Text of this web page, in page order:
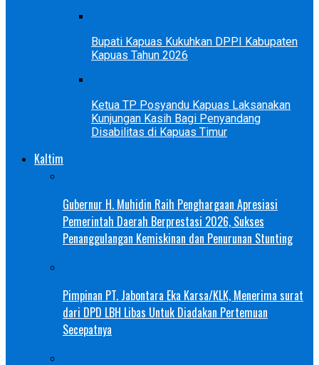
Bupati Kapuas Kukuhkan DPPI Kabupaten
Kapuas Tahun 2026
Ketua TP Posyandu Kapuas Laksanakan
Kunjungan Kasih Bagi Penyandang
Disabilitas di Kapuas Timur
Kaltim
Gubernur H. Muhidin Raih Penghargaan Apresiasi
Pemerintah Daerah Berprestasi 2026, Sukses
Penanggulangan Kemiskinan dan Penurunan Stunting
Pimpinan PT. Jabontara Eka Karsa/KLK, Menerima surat
dari DPD LBH Libas Untuk Diadakan Pertemuan
Secepatnya